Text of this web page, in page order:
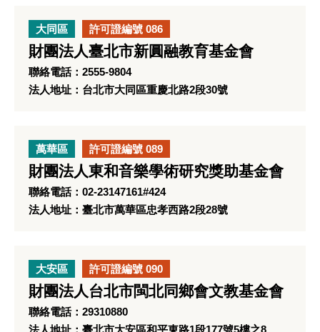
大同區 許可證編號 086
財團法人臺北市新圓融教育基金會
聯絡電話：2555-9804
法人地址：台北市大同區重慶北路2段30號
萬華區 許可證編號 089
財團法人東和音樂學術研究獎助基金會
聯絡電話：02-23147161#424
法人地址：臺北市萬華區忠孝西路2段28號
大安區 許可證編號 090
財團法人台北市閩北同鄉會文教基金會
聯絡電話：29310880
法人地址：臺北市大安區和平東路1段177號5樓之8